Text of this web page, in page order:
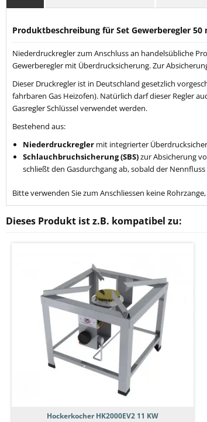
Produktbeschreibung für Set Gewerberegler
Niederdruckregler zum Anschluss an handelsübliche
Gewerberegler mit Überdrucksicherung. Zur
Dieser Druckregler ist in Deutschland gesetzlich
fahrbaren Gas Heizofen). Natürlich darf dieser Regler
Gasregler Schlüssel verwendet werden.
Bestehend aus:
Niederdruckregler mit integrierter
Schlauchbruchsicherung (SBS)zur Absicherung
schließt den Gasdurchgang ab, sobald der
Bitte verwenden Sie zum Anschliessen keine
Dieses Produkt ist z.B. kompatibel zu:
Hockerkocher HK2000EV2 11 KW